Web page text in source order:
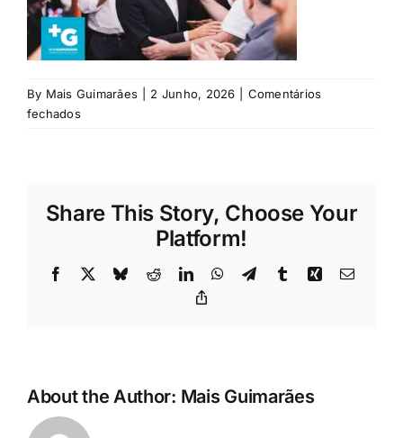
Revista
Search
For:
By Mais Guimarães 2 Junho, 2026
Comentários
fechadosem
06-
Share This Story, Choose Your
Platform!
Facebook BlueskyRedditLinkedInWhatsApp
TelegramTumblrXing Email
About the Author: Mais Guimarães